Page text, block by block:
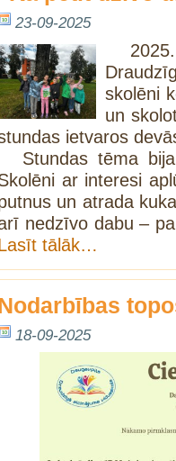
23-09-2025
skolēni
un
ietvaros
Stundas tēma
ar interesi
un atrada
nedzīvo dabu –
tālāk…
18-09-2025